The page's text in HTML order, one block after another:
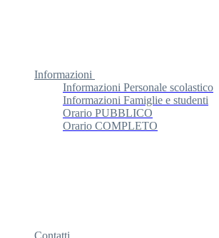
Informazioni
Informazioni Personale scolastico
Informazioni Famiglie e studenti
Orario PUBBLICO
Orario COMPLETO